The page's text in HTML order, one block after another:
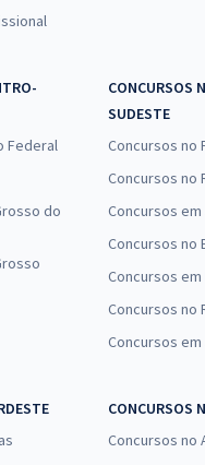
(QATP) - Contabilidade de
12x de
14,98
ou R$ 179,80 à vista
Comprar
a Carreira Fiscal -
14,16
ou R$ 169,90 à vista
Comprar
Área Policial - Professor:
Federal
do
CONCURSOS
SUDESTE
Concursos no
Concursos no
Concursos em
Concursos no
Concursos em
Concursos no
Concursos em
CONCURSOS
Concursos no